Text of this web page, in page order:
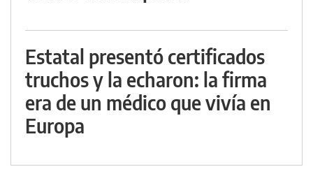
Estatal presentó certificados
truchos y la echaron: la firma
era de un médico que vivía en
Europa